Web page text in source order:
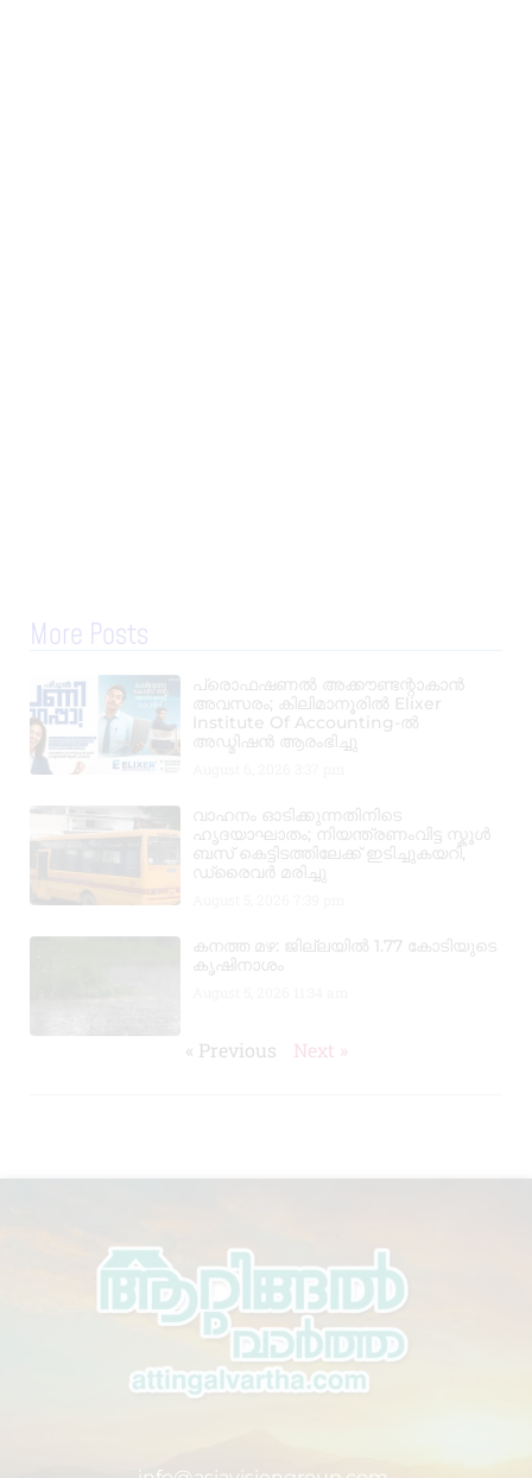
More Posts
പ്രൊഫഷണൽ അക്കൗണ്ടന്റാകാൻ
അവസരം; കിലിമാനൂരിൽ Elixer
Institute Of Accounting-ൽ
അഡ്മിഷൻ ആരംഭിച്ചു
വാഹനം ഓടിക്കുന്നതിനിടെ
ഹൃദയാഘാതം; നിയന്ത്രണംവിട്ട സ്കൂൾ
ബസ് കെട്ടിടത്തിലേക്ക് ഇടിച്ചുകയറി,
ഡ്രൈവർ മരിച്ചു
കനത്ത മഴ: ജില്ലയിൽ 1.77 കോടിയുടെ
കൃഷിനാശം
« Previous Next »